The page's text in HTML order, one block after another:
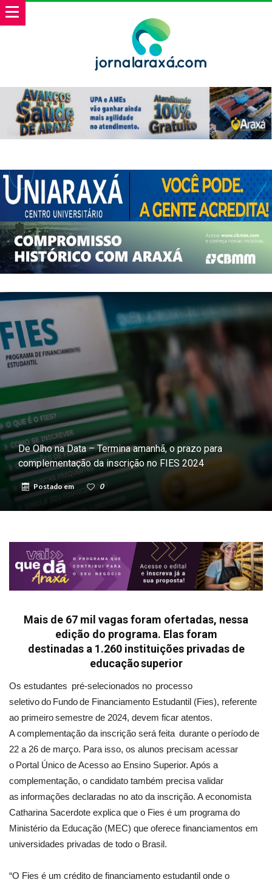
De Olho na Data – Termina amanhã, o prazo para
complementação da inscrição no FIES 2024
Postado em 0
Mais de 67 mil vagas foram ofertadas, nessa
edição do programa. Elas foram
destinadas a 1.260 instituições privadas de
educação superior
Os estudantes pré-selecionados no processo
seletivo do Fundo de Financiamento Estudantil (Fies), referente
ao primeiro semestre de 2024, devem ficar atentos.
A complementação da inscrição será feita durante o período de
22 a 26 de março. Para isso, os alunos precisam acessar
o Portal Único de Acesso ao Ensino Superior. Após a
complementação, o candidato também precisa validar
as informações declaradas no ato da inscrição. A economista
Catharina Sacerdote explica que o Fies é um programa do
Ministério da Educação (MEC) que oferece financiamentos em
universidades privadas de todo o Brasil.
“O Fies é um crédito de financiamento estudantil onde o